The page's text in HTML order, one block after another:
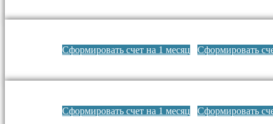
Сформировать счет на 1 месяц Сформировать
Сформировать счет на 1 месяц Сформировать